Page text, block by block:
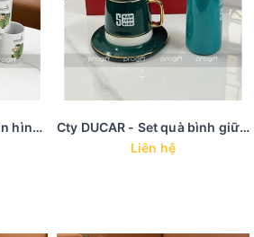
Vietcombank - Cốc sứ in hình ảnh
Cty DUCAR - Set quà bình giữ nhiệt cốc sứ viền vàng nhập khẩu
Liên hệ